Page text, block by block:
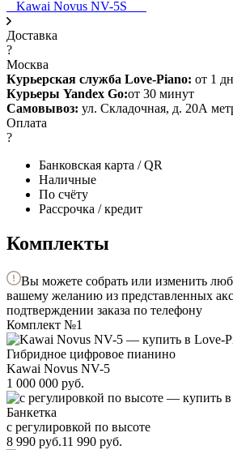
Kawai Novus NV-5S
Доставка
?
Москва
Курьерская служба Love-Piano: от 1
Курьеры Yandex Go:от 30 минут
Самовывоз: ул. Складочная, д. 20А
Оплата
?
Банковская карта / QR
Наличные
По счёту
Рассрочка / кредит
Комплекты
Вы можете собрать или изменить
вашему желанию из представленных
подтверждении заказа по телефону
Комплект №1
Гибридное цифровое пианино
Kawai Novus NV-5
1 000 000 руб.
Банкетка
с регулировкой по высоте
8 990 руб.11 990 руб.